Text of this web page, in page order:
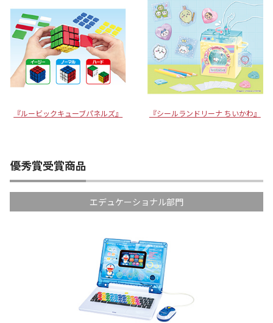
『ルービックキューブパネルズ』 『シールランドリーナ ちいかわ』
優秀賞受賞商品
エデュケーショナル部門